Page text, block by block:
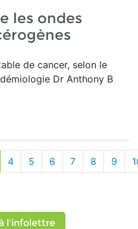
les ondes
de cancer, selon le
Dr Anthony B
4 5 6 7 8 9
l'infolettre